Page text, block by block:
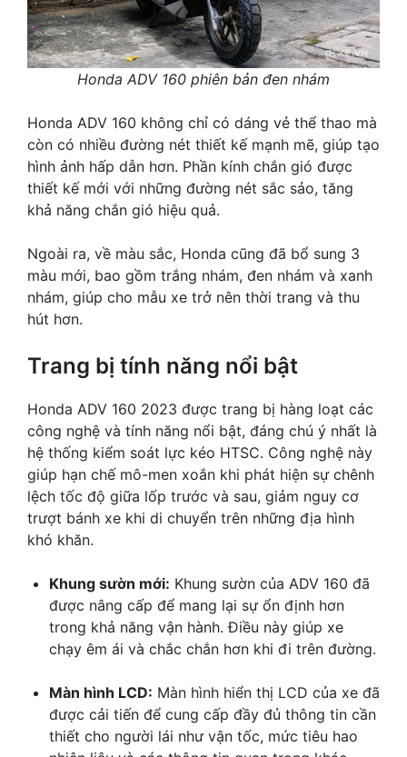
Honda ADV 160 phiên bản đen nhám
Honda ADV 160 không chỉ có dáng vẻ thể thao mà
còn có nhiều đường nét thiết kế mạnh mẽ, giúp tạo
hình ảnh hấp dẫn hơn. Phần kính chắn gió được
thiết kế mới với những đường nét sắc sảo, tăng
khả năng chắn gió hiệu quả.
Ngoài ra, về màu sắc, Honda cũng đã bổ sung 3
màu mới, bao gồm trắng nhám, đen nhám và xanh
nhám, giúp cho mẫu xe trở nên thời trang và thu
hút hơn.
Trang bị tính năng nổi bật
Honda ADV 160 2023 được trang bị hàng loạt các
công nghệ và tính năng nổi bật, đáng chú ý nhất là
hệ thống kiểm soát lực kéo HTSC. Công nghệ này
giúp hạn chế mô-men xoắn khi phát hiện sự chênh
lệch tốc độ giữa lốp trước và sau, giảm nguy cơ
trượt bánh xe khi di chuyển trên những địa hình
khó khăn.
Khung sườn mới: Khung sườn của ADV 160 đã
được nâng cấp để mang lại sự ổn định hơn
trong khả năng vận hành. Điều này giúp xe
chạy êm ái và chắc chắn hơn khi đi trên đường.
Màn hình LCD: Màn hình hiển thị LCD của xe đã
được cải tiến để cung cấp đầy đủ thông tin cần
thiết cho người lái như vận tốc, mức tiêu hao